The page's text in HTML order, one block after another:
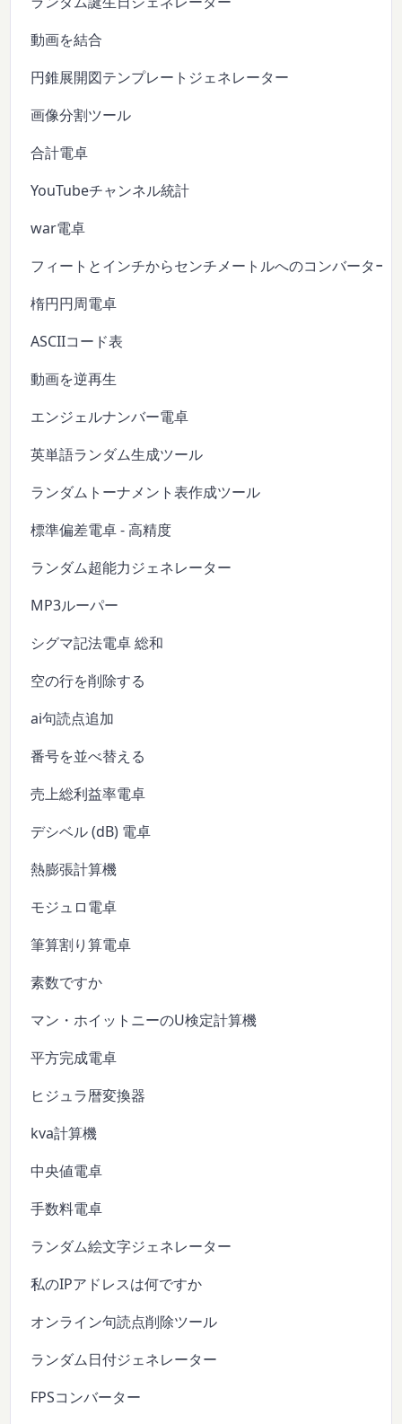
動画を結合
円錐展開図テンプレートジェネレーター
画像分割ツール
合計電卓
YouTubeチャンネル統計
war電卓
フィートとインチからセンチメートルへのコンバーター
楕円円周電卓
ASCIIコード表
動画を逆再生
エンジェルナンバー電卓
英単語ランダム生成ツール
ランダムトーナメント表作成ツール
標準偏差電卓 - 高精度
ランダム超能力ジェネレーター
MP3ルーパー
シグマ記法電卓 総和
空の行を削除する
ai句読点追加
番号を並べ替える
売上総利益率電卓
デシベル (dB) 電卓
熱膨張計算機
モジュロ電卓
筆算割り算電卓
素数ですか
マン・ホイットニーのU検定計算機
平方完成電卓
ヒジュラ暦変換器
kva計算機
中央値電卓
手数料電卓
ランダム絵文字ジェネレーター
私のIPアドレスは何ですか
オンライン句読点削除ツール
ランダム日付ジェネレーター
FPSコンバーター